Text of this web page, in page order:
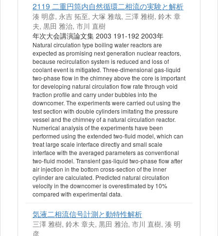
2119 二重円筒内自然循環二相流の実験と解析
湊 明彦, 永吉 拓至, 大塚 雅哉, 三澤 雅樹, 鈴木 章
夫, 黒田 雅治, 市川 直樹
年次大会講演論文集 2003 191-192 2003年
Natural circulation type boiling water reactors are
expected as promising next generation nuclear reactors,
because recirculation system is reduced and loss of
coolant event is mitigated. Three-dimensional gas-liquid
two-phase flow in the chimney above the core is important
for developing natural circulation flow rate through void
fraction profile and carry under bubbles into the
downcomer. The experiments were carried out using the
test section with double cylinders imitating the pressure
vessel and the chimney of a natural circulation reactor.
Numerical analysis of the experiments have been
performed using the extended two-fluid model, which can
treat large scale interface directly and small scale
interface with the averaged parameters as conventional
two-fluid model. Transient gas-liquid two-phase flow after
air injection in the bottom cross-section of the inner
cylinder are calculated. Predicted natural circulation
velocity in the downcomer is overestimated by 10%
compared with experimental data.
気液二相流信号計測と動特性解析
三澤 雅樹, 鈴木 章夫, 黒田 雅治, 市川 直樹, 湊 明
彦